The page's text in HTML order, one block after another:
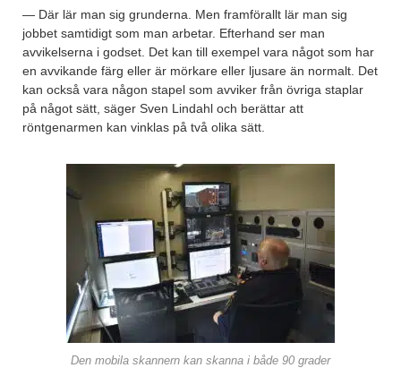
— Där lär man sig grunderna. Men framförallt lär man sig
jobbet samtidigt som man arbetar. Efterhand ser man
avvikelserna i godset. Det kan till exempel vara något som har
en avvikande färg eller är mörkare eller ljusare än normalt. Det
kan också vara någon stapel som avviker från övriga staplar
på något sätt, säger Sven Lindahl och berättar att
röntgenarmen kan vinklas på två olika sätt.
Den mobila skannern kan skanna i både 90 grader